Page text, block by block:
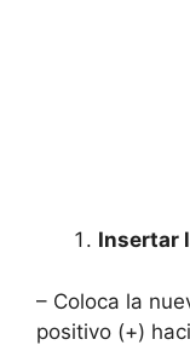
Insertar
– Coloca la
positivo (+)